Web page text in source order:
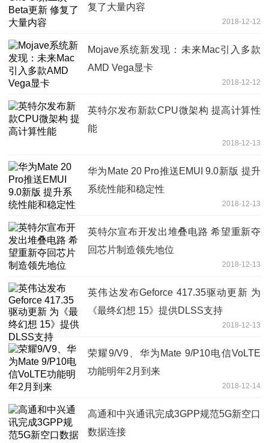
复了大量内容
2018-12-12
Mojave系统新发现：未来Mac引入多款
AMD Vega显卡
2018-12-12
英特尔发布新款CPU微架构 提高计算性
能
2018-12-13
华为Mate 20 Pro推送EMUI 9.0新版 提升
系统性能和稳定性
2018-12-13
英特尔宣布开发出堆叠电路 希望重新夺
回芯片制造领先地位
2018-12-13
英伟达发布Geforce 417.35驱动更新 为
《最终幻想 15》提供DLSS支持
2018-12-13
荣耀9/V9、华为Mate 9/P10电信VoLTE
功能明年2月到来
2018-12-14
高通和中兴通讯完成3GPP规范5G新空口
数据连接